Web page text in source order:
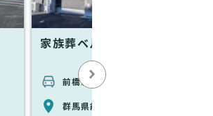
家族葬ベルセレモニー 前橋三
前橋駅から車で9分
群馬県前橋市三俣町1丁目31-2